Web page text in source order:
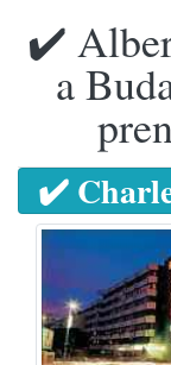
✔️
a
✔️